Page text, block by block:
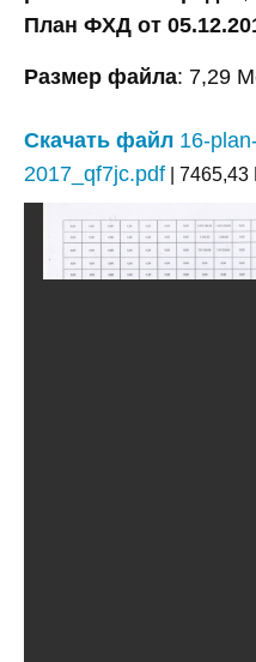
План ФХД от
Размер файла: 7,29
Скачать файл 16-
2017_qf7jc.pdf | 7465,43